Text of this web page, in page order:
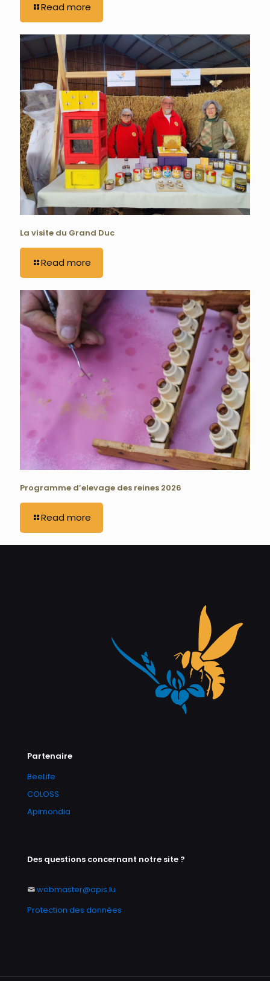
Read more
La visite du Grand Duc
Read more
Programme d’elevage des reines 2026
Read more
Partenaire
BeeLife
COLOSS
Apimondia
Des questions concernant notre site ?
webmaster@apis.lu
Protection des données